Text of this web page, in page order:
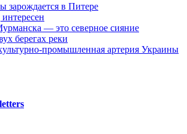
зарождается в Питере
— это северное сияние
берегах реки
промышленная артерия Украины